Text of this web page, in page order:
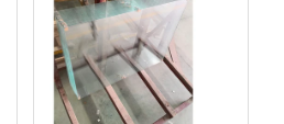
المحمولة بانوراميك بادل
المحكمة في الصين